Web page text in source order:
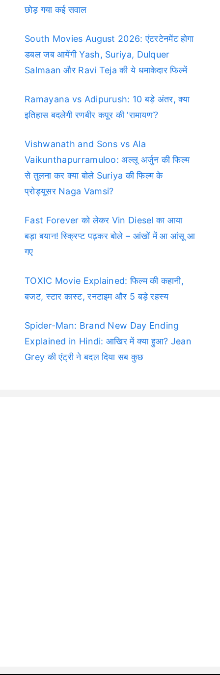
छोड़ गया कई सवाल
South Movies August 2026: एंटरटेनमेंट होगा
डबल जब आयेंगी Yash, Suriya, Dulquer
Salmaan और Ravi Teja की ये धमाकेदार फिल्में
Ramayana vs Adipurush: 10 बड़े अंतर, क्या
इतिहास बदलेगी रणबीर कपूर की ‘रामायण’?
Vishwanath and Sons vs Ala
Vaikunthapurramuloo: अल्लू अर्जुन की फिल्म
से तुलना कर क्या बोले Suriya की फिल्म के
प्रोड्यूसर Naga Vamsi?
Fast Forever को लेकर Vin Diesel का आया
बड़ा बयान! स्क्रिप्ट पढ़कर बोले – आंखों में आ आंसू आ
गए
TOXIC Movie Explained: फिल्म की कहानी,
बजट, स्टार कास्ट, रनटाइम और 5 बड़े रहस्य
Spider-Man: Brand New Day Ending
Explained in Hindi: आखिर में क्या हुआ? Jean
Grey की एंट्री ने बदल दिया सब कुछ